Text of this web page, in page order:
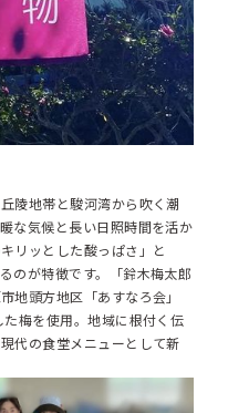
陵地帯と駿河湾から吹く潮
な気候と長い日照時間を活か
リッとした酸っぱさ」と
のが特徴です。「鈴木梅太郎
地頭方地区「あすなろ会」
梅を使用。地域に根付く伝
代の食堂メニューとして新